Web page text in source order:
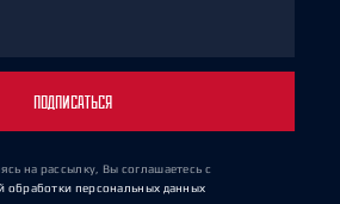
ПОДПИСАТЬСЯ
на рассылку, Вы соглашаетесь с
обработки персональных данных